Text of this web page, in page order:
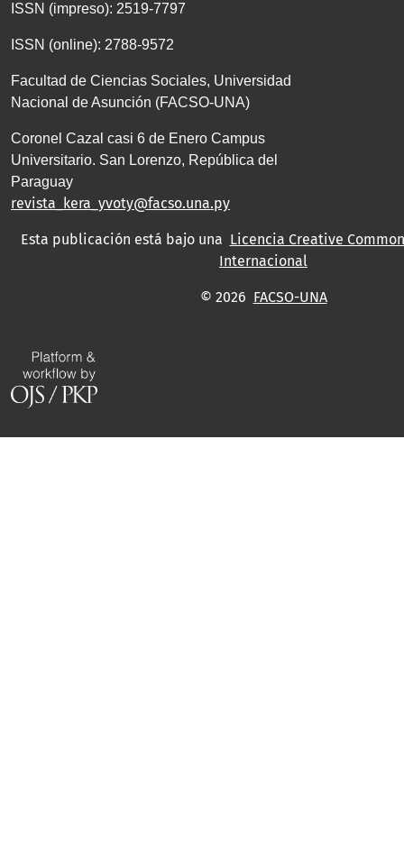
ISSN (impreso): 2519-7797
ISSN (online): 2788-9572
Facultad de Ciencias Sociales, Universidad
Nacional de Asunción (FACSO-UNA)
Coronel Cazal casi 6 de Enero Campus
Universitario. San Lorenzo, República del
Paraguay
revista_kera_yvoty@facso.una.py
Esta publicación está bajo una Licencia Creative
Internacional
© 2026 FACSO-UNA